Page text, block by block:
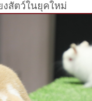
สัตว์ในยุคใหม่